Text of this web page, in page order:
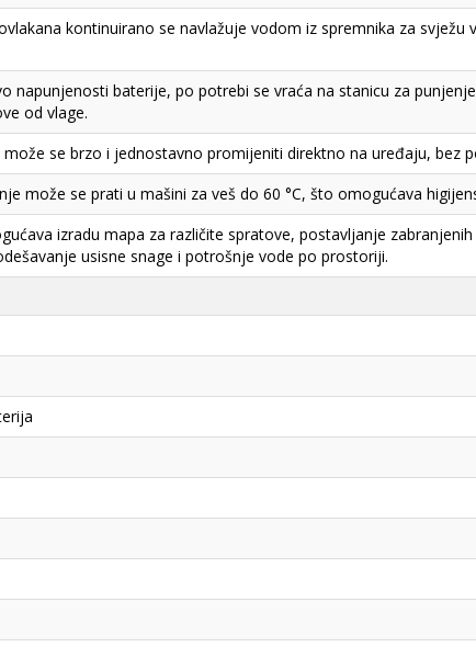
kontinuirano se navlažuje vodom iz spremnika za
napunjenosti baterije, po potrebi se vraća na stanicu za
od vlage.
može se brzo i jednostavno promijeniti direktno na uređaju, bez
može se prati u mašini za veš do 60 °C, što omogućava
izradu mapa za različite spratove, postavljanje
usisne snage i potrošnje vode po prostoriji.